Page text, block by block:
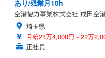
あり/残業月10h
空港協力事業株式会社 成田空
埼玉県
月給21万4,000円～22万
正社員